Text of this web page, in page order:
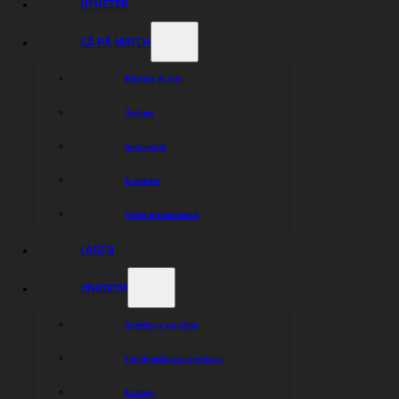
GÅ PÅ MATCH
Biljetter & info
Årskort
Souvenirer
Kalender
Nästa hemmamatch
LAGEN
UNGDOM
Speedway ungdom
Ungdomsförare speedway
Karting
Lejonens trupp består därmed av: